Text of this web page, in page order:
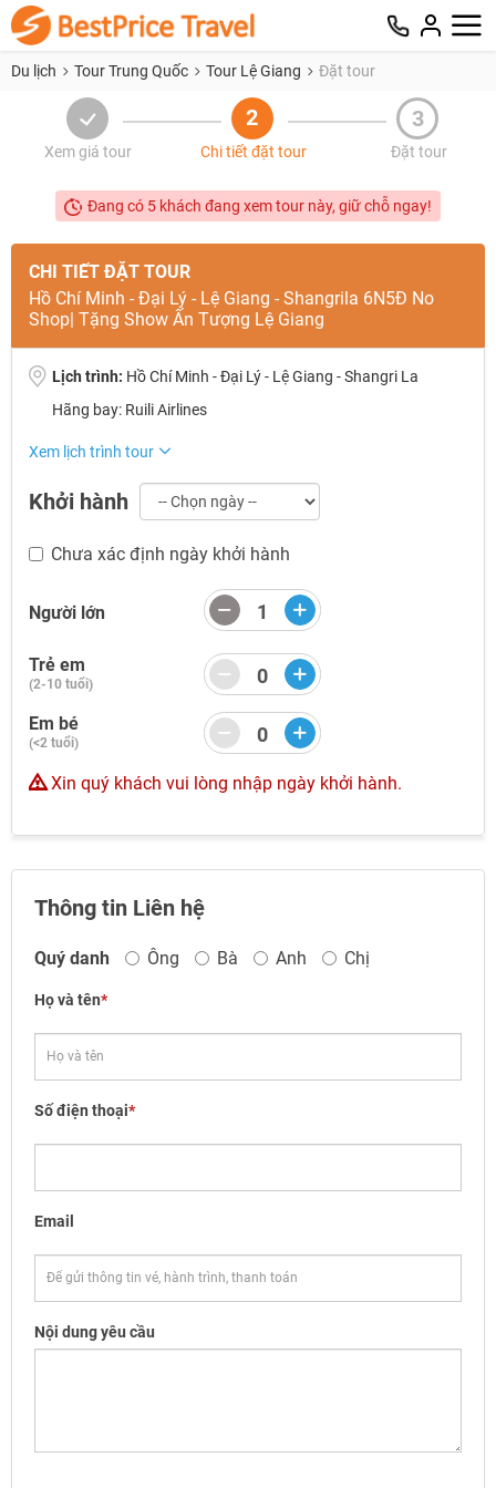
Du lịch Tour Trung Quốc Tour Lệ Giang Đặt tour
Xem giá tour
2
Chi tiết đặt tour
3
Đặt tour
Đang có 5 khách đang xem tour này, giữ chỗ ngay!
CHI TIẾT ĐẶT TOUR
Hồ Chí Minh - Đại Lý - Lệ Giang - Shangrila 6N5Đ No
Shop| Tặng Show Ấn Tượng Lệ Giang
Lịch trình: Hồ Chí Minh - Đại Lý - Lệ Giang - Shangri La
Hãng bay: Ruili Airlines
Xem lịch trình tour
Khởi hành
Chưa xác định ngày khởi hành
Người lớn
Trẻ em
(2-10 tuổi)
Em bé
(<2 tuổi)
Xin quý khách vui lòng nhập ngày khởi hành.
Thông tin Liên hệ
Quý danh Ông Bà Anh Chị
Họ và tên*
Số điện thoại*
Email
Nội dung yêu cầu
TƯ VẤN NGAY
TƯ VẤN NGAY
TƯ VẤN NGAY
TƯ VẤN NGAY